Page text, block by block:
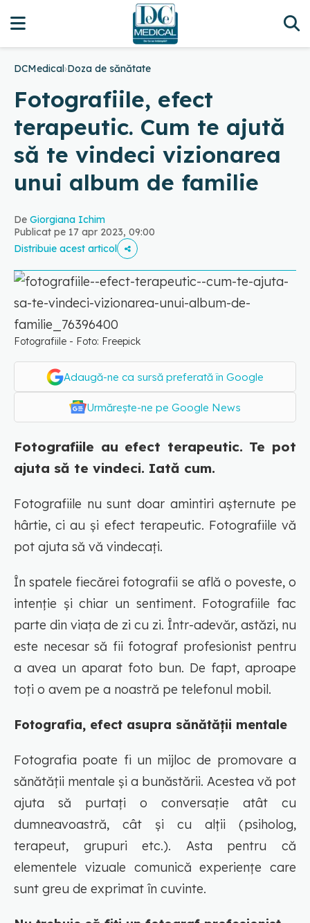
DCMedical›Doza de sănătate
Fotografiile, efect
terapeutic. Cum te ajută
să te vindeci vizionarea
unui album de familie
De Giorgiana Ichim
Publicat pe 17 apr 2023, 09:00
Distribuie acest articol
Fotografiile - Foto: Freepick
Adaugă-ne ca sursă preferată în Google
Urmărește-ne pe Google News
Fotografiile au efect terapeutic. Te pot
ajuta să te vindeci. Iată cum.
Fotografiile nu sunt doar amintiri așternute pe
hârtie, ci au și efect terapeutic. Fotografiile vă
pot ajuta să vă vindecați.
În spatele fiecărei fotografii se află o poveste, o
intenție și chiar un sentiment. Fotografiile fac
parte din viața de zi cu zi. Într-adevăr, astăzi, nu
este necesar să fii fotograf profesionist pentru
a avea un aparat foto bun. De fapt, aproape
toți o avem pe a noastră pe telefonul mobil.
Fotografia, efect asupra sănătății mentale
Fotografia poate fi un mijloc de promovare a
sănătății mentale și a bunăstării. Acestea vă pot
ajuta să purtați o conversație atât cu
dumneavoastră, cât și cu alții (psiholog,
terapeut, grupuri etc.). Asta pentru că
elementele vizuale comunică experiențe care
sunt greu de exprimat în cuvinte.